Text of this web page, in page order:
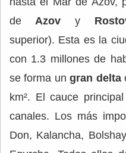
de Azov y
superior). Esta es la
con 1.3 millones de
se forma ungran delta
km². El cauce
canales. Los más
Don, Kalancha,